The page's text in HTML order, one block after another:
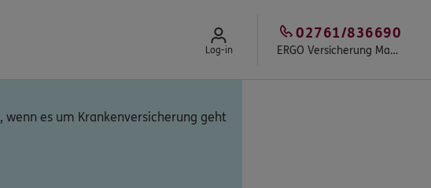
Log-in ERGO Versicherung Mark Mühlhaus
02761/836690
wenn es um Krankenversicherung geht